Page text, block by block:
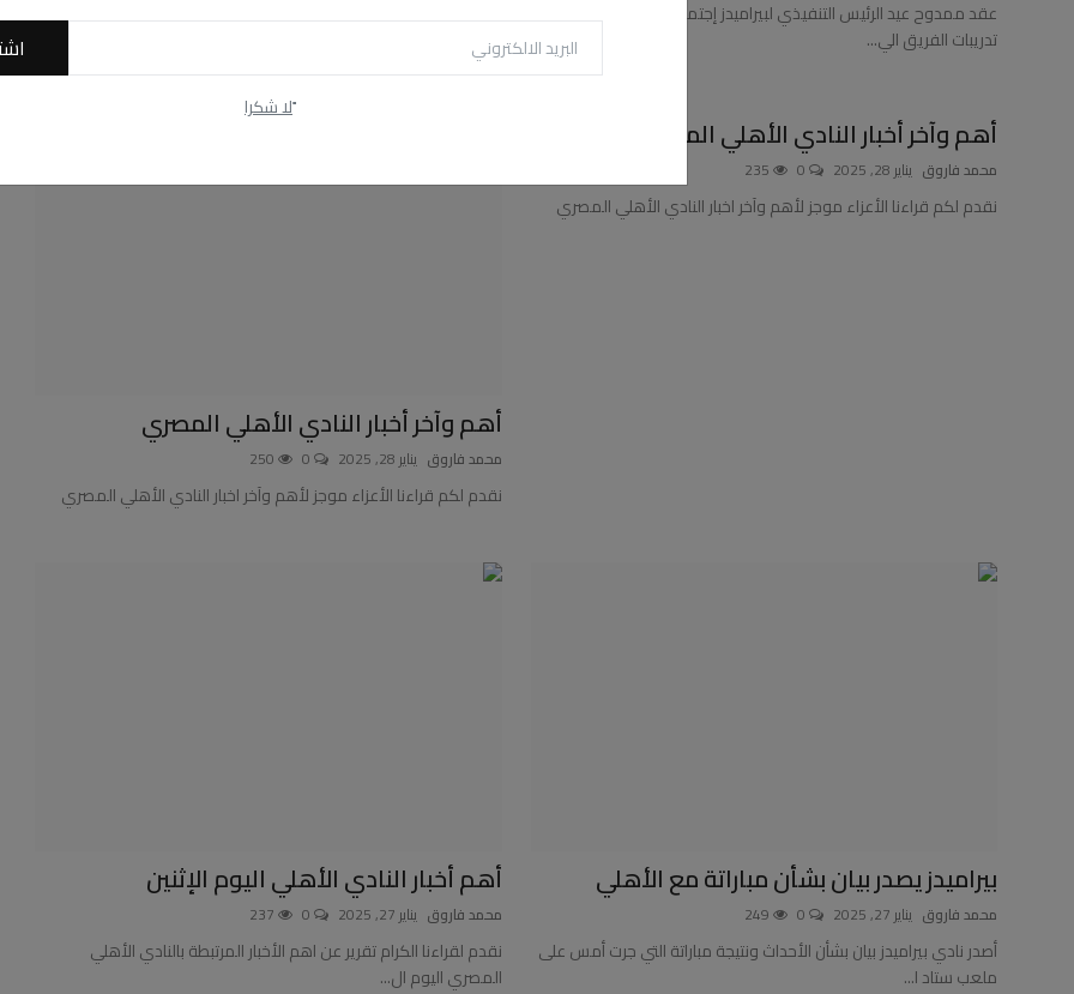
ًلا شكرا
عقد ممدوح عيد الرئيس التنفيذي لبيراميدز إجتماع مع لاعبية بعد
تدريبات الفريق الي...
استمر نادي بتروجيت في تقديم عروضه الجيدة بالدوري المصري وفاز
على فريق البنك الأه...
أهم وآخر أخبار النادي الأهلي المصري
محمد فاروق يناير 28, 2025
نقدم لكم قراءنا الأعزاء موجز لأهم وآخر اخبار النادي الأهلي المصري
أهم وآخر أخبار النادي الأهلي المصري
محمد فاروق يناير 28, 2025
نقدم لكم قراءنا الأعزاء موجز لأهم وآخر اخبار النادي الأهلي المصري
بيراميدز يصدر بيان بشأن مباراتة مع الأهلي
محمد فاروق يناير 27, 2025
أصدر نادي بيراميدز بيان بشأن الأحداث ونتيجة مباراتة التي جرت أمس على
ملعب ستاد ا...
أهم أخبار النادي الأهلي اليوم الإثنين
محمد فاروق يناير 27, 2025
نقدم لقراءنا الكرام تقرير عن اهم الأخبار المرتبطة بالنادي الأهلي
المصري اليوم ال...